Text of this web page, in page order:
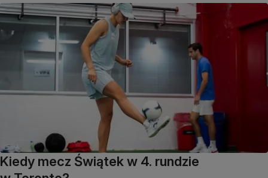
Kiedy mecz Świątek w 4. rundzie